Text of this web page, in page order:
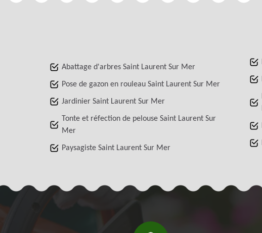
Abattage d'arbres Saint Laurent Sur Mer
Pose de gazon en rouleau Saint Laurent Sur Mer
Jardinier Saint Laurent Sur Mer
Tonte et réfection de pelouse Saint Laurent Sur
Mer
Paysagiste Saint Laurent Sur Mer